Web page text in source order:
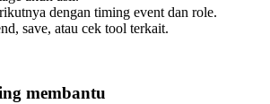
dengan timing event dan role.
save, atau cek tool terkait.
membantu